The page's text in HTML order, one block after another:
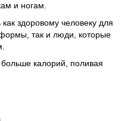
и ногам.
здоровому человеку для
так и люди, которые
калорий, поливая